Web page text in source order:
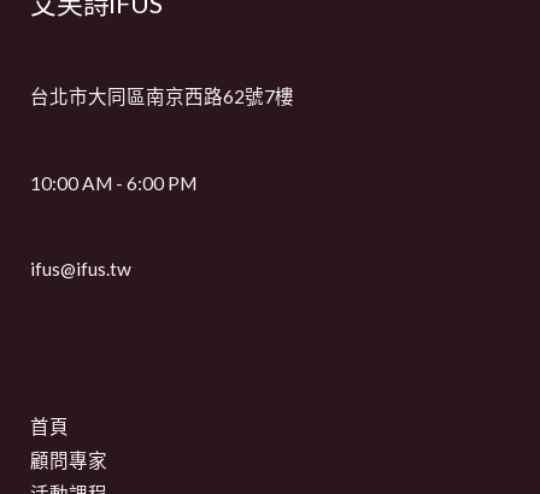
台北市大同區南京西路62號7樓
10:00 AM - 6:00 PM
ifus@ifus.tw
首頁
顧問專家